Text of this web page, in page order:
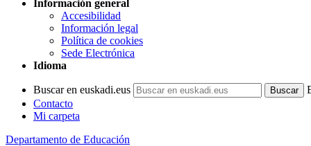
Información general
Accesibilidad
Información legal
Política de cookies
Sede Electrónica
Idioma
Buscar en euskadi.eus
Contacto
Mi carpeta
Departamento de Educación